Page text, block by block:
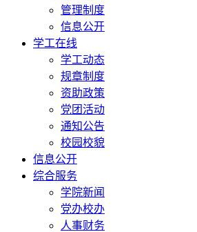
管理制度
信息公开
学工在线
学工动态
规章制度
资助政策
党团活动
通知公告
校园校貌
信息公开
综合服务
学院新闻
党办校办
人事财务